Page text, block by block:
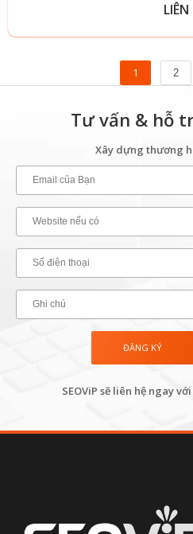
LIÊN
1 2
Tư vấn & hỗ
Xây dựng thương
SEOViP sẽ liên hệ ngay